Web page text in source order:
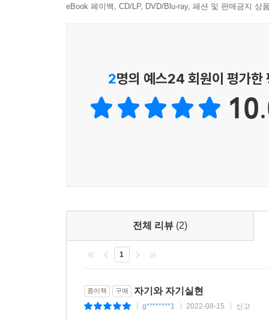
한국의 괴물제치설화와 자기실현의 상징
바리공주설화와 심청전
2. 전통종교문화에서 본 자기실현의 상징
개인과 사회의 자기실현 | 에필로그
무의식의 의식화를 위하여 | 개정판을 내면서
참고문헌
찾아보기
이 꿈의 여인은 앞의 꿈처럼 우아하고 정갈한 조
세속의 눈으로 도는 외로운 것, 바보 같고 배척
의 길, 또한 때로는 그렇게 외로운 길이다. 그러
살아가는 길이다. 『노자 도덕경』은 인간이 정
eBook 페이백, CD/LP, DVD/Blu-ray, 패션 및 판매금지 상
2명의 예스24 회원이 평가한
전체 리뷰 (2)
1
종이책 구매 자기와 자기실현
g********1 2022-08-15 신고